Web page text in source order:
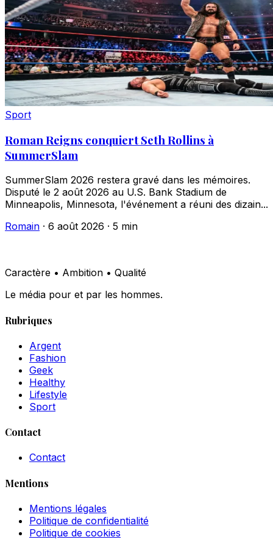
Sport
Roman Reigns conquiert Seth Rollins à
SummerSlam
SummerSlam 2026 restera gravé dans les mémoires.
Disputé le 2 août 2026 au U.S. Bank Stadium de
Minneapolis, Minnesota, l'événement a réuni des dizain...
Romain · 6 août 2026 · 5 min
Caractère • Ambition • Qualité
Le média pour et par les hommes.
Rubriques
Argent
Fashion
Geek
Healthy
Lifestyle
Sport
Contact
Contact
Mentions
Mentions légales
Politique de confidentialité
Politique de cookies